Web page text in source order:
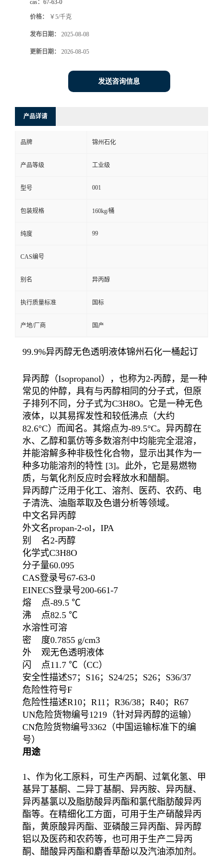
cas： 67-63-0
价格： ￥5/千克
发布日期： 2025-08-08
更新日期： 2026-08-05
发送咨询信息
产品详请
品牌 锦州石化
产品等级 工业级
型号 001
包装规格 160kg/桶
纯度 99
CAS编号
别名 异丙醇
执行质量标准 国标
产地/厂商 国产
99.9%异丙醇无色透明液体锦州石化一桶起订
异丙醇（Isopropanol），也称为2-丙醇，是一种
常见的仲醇，具有与丙醇相同的分子式，但原
子排列不同，分子式为C3H8O。它是一种无色
液体，以其易挥发性和较低沸点（大约
82.6°C）而闻名。其熔点为-89.5°C。异丙醇在
水、乙醇和氯仿等多数溶剂中均能完全混溶，
并能溶解多种非极性化合物，显示出其作为一
种多功能溶剂的特性 [3]。此外，它是易燃物
质，与氧化剂反应时会释放水和醋酮。
异丙醇广泛用于化工、溶剂、医药、农药、电
子清洗、油脂萃取及色谱分析等领域。
中文名异丙醇
外文名propan-2-ol，IPA
别 名2-丙醇
化学式C3H8O
分子量60.095
CAS登录号67-63-0
EINECS登录号200-661-7
熔 点-89.5 ℃
沸 点82.5 ℃
水溶性可溶
密 度0.7855 g/cm3
外 观无色透明液体
闪 点11.7 ℃（CC）
安全性描述S7；S16；S24/25；S26；S36/37
危险性符号F
危险性描述R10；R11；R36/38；R40；R67
UN危险货物编号1219（针对异丙醇的运输）
CN危险货物编号3362（中国运输标准下的编
号）
用途
1、作为化工原料，可生产丙酮、过氧化氢、甲
基异丁基酮、二异丁基酮、异丙胺、异丙醚、
异丙基氯以及脂肪酸异丙酯和氯代脂肪酸异丙
酯等。在精细化工方面，可用于生产硝酸异丙
酯，黄原酸异丙酯、亚磷酸三异丙酯、异丙醇
铝以及医药和农药等，也可用于生产二异丙
酮、醋酸异丙酯和麝香草酚以及汽油添加剂。